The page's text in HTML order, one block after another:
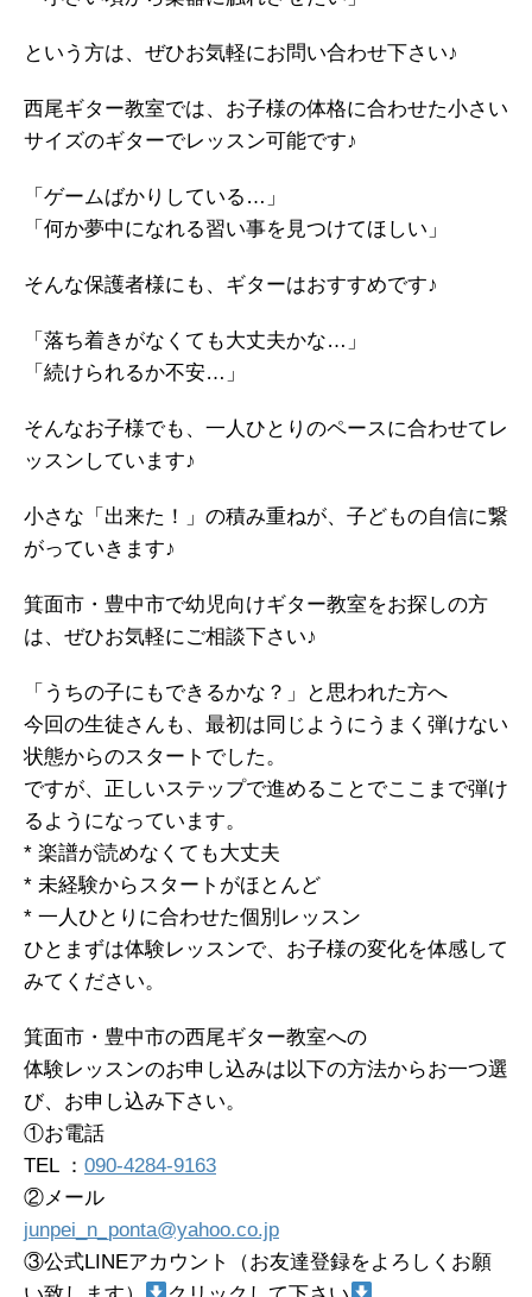
という方は、ぜひお気軽にお問い合わせ下さい♪
西尾ギター教室では、お子様の体格に合わせた小さい
サイズのギターでレッスン可能です♪
「ゲームばかりしている…」
「何か夢中になれる習い事を見つけてほしい」
そんな保護者様にも、ギターはおすすめです♪
「落ち着きがなくても大丈夫かな…」
「続けられるか不安…」
そんなお子様でも、一人ひとりのペースに合わせてレ
ッスンしています♪
小さな「出来た！」の積み重ねが、子どもの自信に繋
がっていきます♪
箕面市・豊中市で幼児向けギター教室をお探しの方
は、ぜひお気軽にご相談下さい♪
「うちの子にもできるかな？」と思われた方へ
今回の生徒さんも、最初は同じようにうまく弾けない
状態からのスタートでした。
ですが、正しいステップで進めることでここまで弾け
るようになっています。
* 楽譜が読めなくても大丈夫
* 未経験からスタートがほとんど
* 一人ひとりに合わせた個別レッスン
ひとまずは体験レッスンで、お子様の変化を体感して
みてください。
箕面市・豊中市の西尾ギター教室への
体験レッスンのお申し込みは以下の方法からお一つ選
び、お申し込み下さい。
①お電話
TEL ： 090-4284-9163
②メール
junpei_n_ponta@yahoo.co.jp
③公式LINEアカウント（お友達登録をよろしくお願